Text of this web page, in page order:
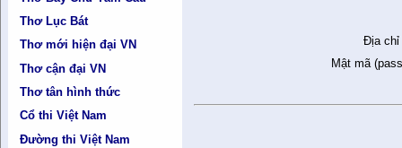
Thơ Lục Bát
Thơ mới hiện đại VN
Thơ cận đại VN
Thơ tân hình thức
Cổ thi Việt Nam
Đường thi Việt Nam
Địa chỉ
Mật mã